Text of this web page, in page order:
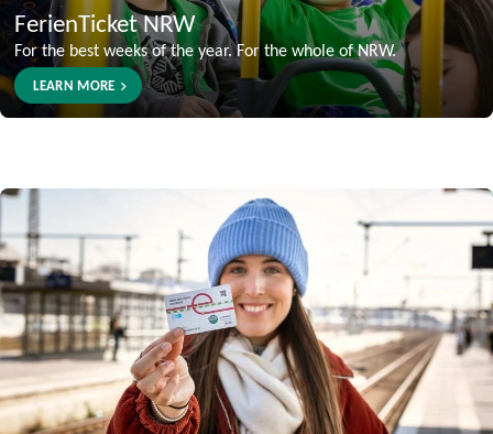
FerienTicket NRW
For the best weeks of the year. For the whole of NRW.
LEARN MORE